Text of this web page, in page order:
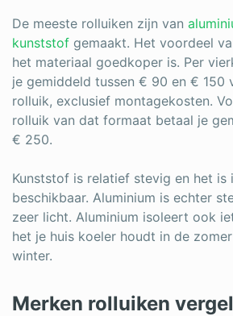
De meeste rolluiken zijn van
kunststof gemaakt. Het voordeel
het materiaal goedkoper is. Per
je gemiddeld tussen € 90 en € 150
rolluik, exclusief montagekosten.
rolluik van dat formaat betaal je
€ 250.
Kunststof is relatief stevig en het is
beschikbaar. Aluminium is echter
zeer licht. Aluminium isoleert ook
het je huis koeler houdt in de
winter.
Merken rolluiken